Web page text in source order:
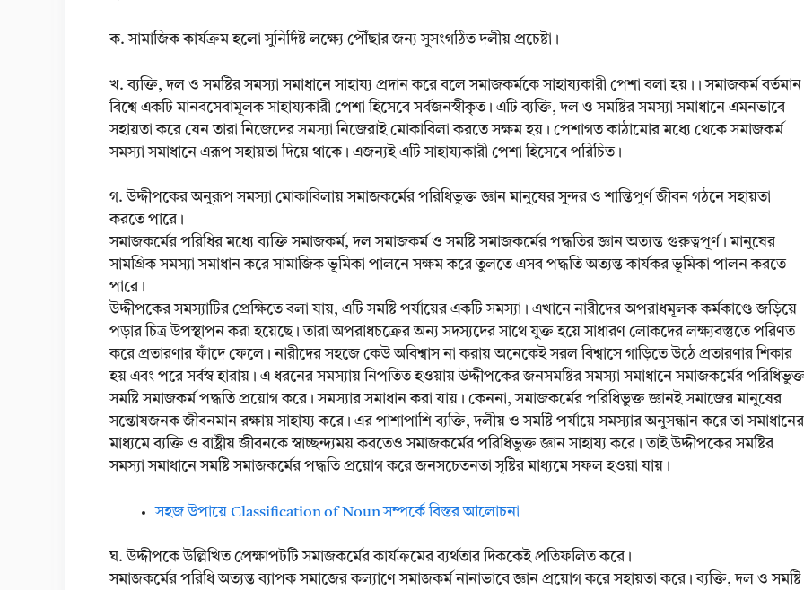
ক. সামাজিক কার্যক্রম হলো সুনির্দিষ্ট লক্ষ্যে পৌঁছার জন্য সুসংগঠিত দলীয় প্রচেষ্টা।
খ. ব্যক্তি, দল ও সমষ্টির সমস্যা সমাধানে সাহায্য প্রদান করে বলে সমাজকর্মকে সাহায্যকারী পেশা বলা হয়।। সমাজকর্ম বর্তমান
বিশ্বে একটি মানবসেবামূলক সাহায্যকারী পেশা হিসেবে সর্বজনস্বীকৃত। এটি ব্যক্তি, দল ও সমষ্টির সমস্যা সমাধানে এমনভাবে
সহায়তা করে যেন তারা নিজেদের সমস্যা নিজেরাই মোকাবিলা করতে সক্ষম হয়। পেশাগত কাঠামোর মধ্যে থেকে সমাজকর্ম
সমস্যা সমাধানে এরূপ সহায়তা দিয়ে থাকে। এজন্যই এটি সাহায্যকারী পেশা হিসেবে পরিচিত।
গ. উদ্দীপকের অনুরূপ সমস্যা মোকাবিলায় সমাজকর্মের পরিধিভুক্ত জ্ঞান মানুষের সুন্দর ও শান্তিপূর্ণ জীবন গঠনে সহায়তা
করতে পারে।
সমাজকর্মের পরিধির মধ্যে ব্যক্তি সমাজকর্ম, দল সমাজকর্ম ও সমষ্টি সমাজকর্মের পদ্ধতির জ্ঞান অত্যন্ত গুরুত্বপূর্ণ। মানুষের
সামগ্রিক সমস্যা সমাধান করে সামাজিক ভূমিকা পালনে সক্ষম করে তুলতে এসব পদ্ধতি অত্যন্ত কার্যকর ভূমিকা পালন করতে
পারে।
উদ্দীপকের সমস্যাটির প্রেক্ষিতে বলা যায়, এটি সমষ্টি পর্যায়ের একটি সমস্যা। এখানে নারীদের অপরাধমূলক কর্মকাণ্ডে জড়িয়ে
পড়ার চিত্র উপস্থাপন করা হয়েছে। তারা অপরাধচক্রের অন্য সদস্যদের সাথে যুক্ত হয়ে সাধারণ লোকদের লক্ষ্যবস্তুতে পরিণত
করে প্রতারণার ফাঁদে ফেলে। নারীদের সহজে কেউ অবিশ্বাস না করায় অনেকেই সরল বিশ্বাসে গাড়িতে উঠে প্রতারণার শিকার
হয় এবং পরে সর্বস্ব হারায়। এ ধরনের সমস্যায় নিপতিত হওয়ায় উদ্দীপকের জনসমষ্টির সমস্যা সমাধানে সমাজকর্মের
সমষ্টি সমাজকর্ম পদ্ধতি প্রয়োগ করে। সমস্যার সমাধান করা যায়। কেননা, সমাজকর্মের পরিধিভুক্ত জ্ঞানই সমাজের মানুষের
সন্তোষজনক জীবনমান রক্ষায় সাহায্য করে। এর পাশাপাশি ব্যক্তি, দলীয় ও সমষ্টি পর্যায়ে সমস্যার অনুসন্ধান করে তা সমাধানের
মাধ্যমে ব্যক্তি ও রাষ্ট্রীয় জীবনকে স্বাচ্ছন্দ্যময় করতেও সমাজকর্মের পরিধিভুক্ত জ্ঞান সাহায্য করে। তাই উদ্দীপকের সমষ্টির
সমস্যা সমাধানে সমষ্টি সমাজকর্মের পদ্ধতি প্রয়োগ করে জনসচেতনতা সৃষ্টির মাধ্যমে সফল হওয়া যায়।
সহজ উপায়ে Classification of Noun সম্পর্কে বিস্তর আলোচনা
ঘ. উদ্দীপকে উল্লিখিত প্রেক্ষাপটটি সমাজকর্মের কার্যক্রমের ব্যর্থতার দিককেই প্রতিফলিত করে।
সমাজকর্মের পরিধি অত্যন্ত ব্যাপক সমাজের কল্যাণে সমাজকর্ম নানাভাবে জ্ঞান প্রয়োগ করে সহায়তা করে। ব্যক্তি, দল ও সমষ্টি